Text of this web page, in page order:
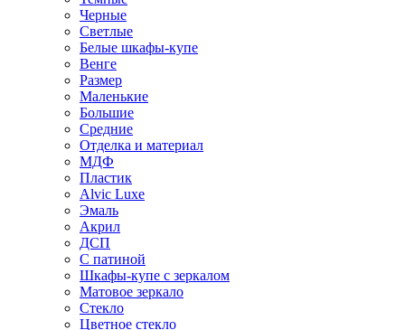
Черные
Светлые
Белые шкафы-купе
Венге
Размер
Маленькие
Большие
Средние
Отделка и материал
МДФ
Пластик
Alvic Luxe
Эмаль
Акрил
ДСП
С патиной
Шкафы-купе с зеркалом
Матовое зеркало
Стекло
Цветное стекло